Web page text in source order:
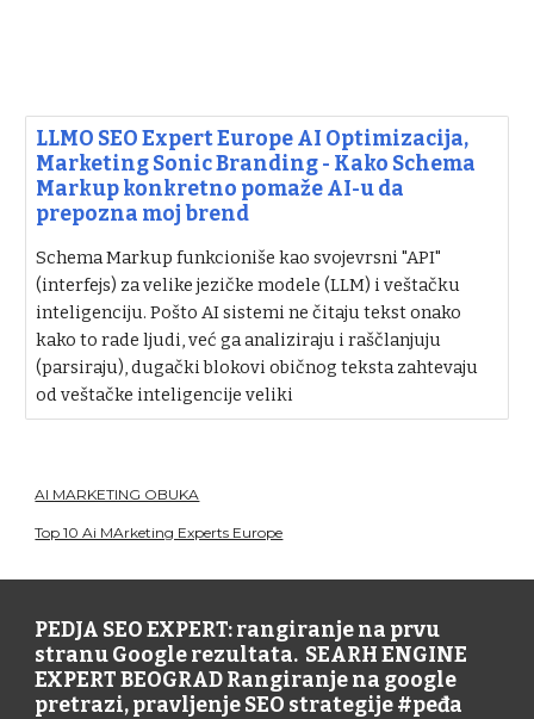
LLMO SEO Expert Europe AI Optimizacija,
Marketing Sonic Branding - Kako Schema
Markup konkretno pomaže AI-u da
prepozna moj brend
Schema Markup funkcioniše kao svojevrsni "API"
(interfejs) za velike jezičke modele (LLM) i veštačku
inteligenciju. Pošto AI sistemi ne čitaju tekst onako
kako to rade ljudi, već ga analiziraju i raščlanjuju
(parsiraju), dugački blokovi običnog teksta zahtevaju
od veštačke inteligencije veliki
AI MARKETING OBUKA
Top 10 Ai MArketing Experts Europe
PEDJA SEO EXPERT: rangiranje na prvu
stranu Google rezultata. SEARH ENGINE
EXPERT BEOGRAD Rangiranje na google
pretrazi, pravljenje SEO strategije #peđa